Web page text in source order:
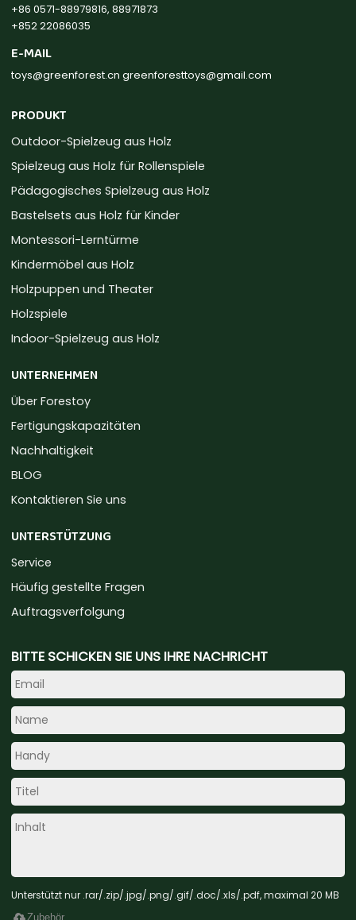
+86 0571-88979816, 88971873
+852 22086035
E-MAIL
toys@greenforest.cn greenforesttoys@gmail.com
PRODUKT
Outdoor-Spielzeug aus Holz
Spielzeug aus Holz für Rollenspiele
Pädagogisches Spielzeug aus Holz
Bastelsets aus Holz für Kinder
Montessori-Lerntürme
Kindermöbel aus Holz
Holzpuppen und Theater
Holzspiele
Indoor-Spielzeug aus Holz
UNTERNEHMEN
Über Forestoy
Fertigungskapazitäten
Nachhaltigkeit
BLOG
Kontaktieren Sie uns
UNTERSTÜTZUNG
Service
Häufig gestellte Fragen
Auftragsverfolgung
BITTE SCHICKEN SIE UNS IHRE NACHRICHT
Unterstützt nur .rar/.zip/.jpg/.png/.gif/.doc/.xls/.pdf, maximal 20 MB
Zubehör